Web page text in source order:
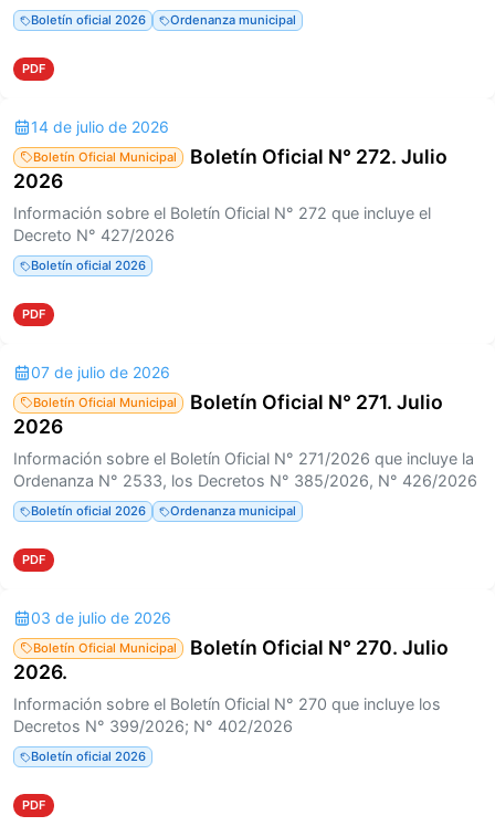
Boletín oficial 2026 Ordenanza municipal
PDF
14 de julio de 2026
Boletín Oficial Municipal
Boletín Oficial N° 272. Julio
2026
Información sobre el Boletín Oficial N° 272 que incluye el
Decreto N° 427/2026
Boletín oficial 2026
PDF
07 de julio de 2026
Boletín Oficial Municipal
Boletín Oficial N° 271. Julio
2026
Información sobre el Boletín Oficial N° 271/2026 que incluye la
Ordenanza N° 2533, los Decretos N° 385/2026, N° 426/2026
Boletín oficial 2026 Ordenanza municipal
PDF
03 de julio de 2026
Boletín Oficial Municipal
Boletín Oficial N° 270. Julio
2026.
Información sobre el Boletín Oficial N° 270 que incluye los
Decretos N° 399/2026; N° 402/2026
Boletín oficial 2026
PDF